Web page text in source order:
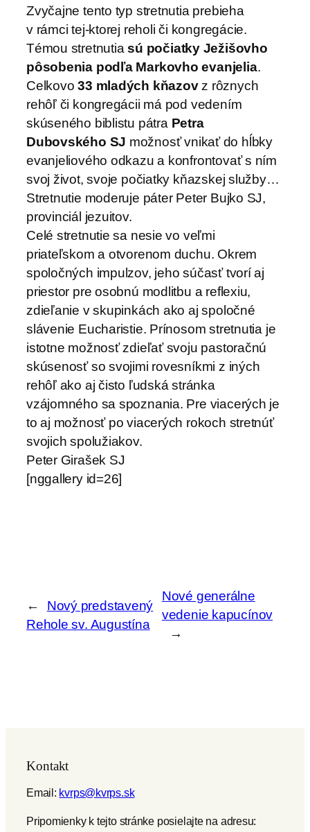
Zvyčajne tento typ stretnutia prebieha
v rámci tej-ktorej reholi či kongregácie.
Témou stretnutiasú počiatky Ježišovho
pôsobenia podľa Markovho evanjelia.
Celkovo33 mladých kňazovz rôznych
rehôľ či kongregácii má pod vedením
skúseného biblistu pátra Petra
Dubovského SJ možnosť vnikať do hĺbky
evanjeliového odkazu a konfrontovať s ním
svoj život, svoje počiatky kňazskej služby…
Stretnutie moderuje páter Peter Bujko SJ,
provinciál jezuitov.
Celé stretnutie sa nesie vo veľmi
priateľskom a otvorenom duchu. Okrem
spoločných impulzov, jeho súčasť tvorí aj
priestor pre osobnú modlitbu a reflexiu,
zdieľanie v skupinkách ako aj spoločné
slávenie Eucharistie. Prínosom stretnutia je
istotne možnosť zdieľať svoju pastoračnú
skúsenosť so svojimi rovesníkmi z iných
rehôľ ako aj čisto ľudská stránka
vzájomného sa spoznania. Pre viacerých je
to aj možnosť po viacerých rokoch stretnúť
svojich spolužiakov.
Peter Girašek SJ
[nggallery id=26]
←
Nový predstavený
Rehole sv. Augustína
Nové generálne
vedenie kapucínov
→
Kontakt
Email: kvrps@kvrps.sk
Pripomienky k tejto stránke posielajte na adresu: